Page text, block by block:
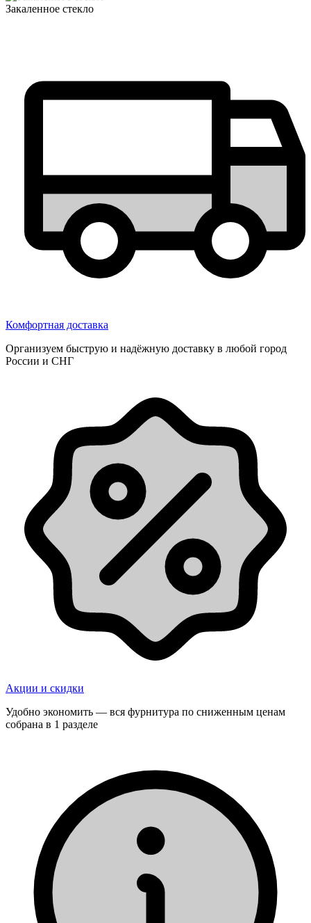
Закаленное стекло
Комфортная доставка
Организуем быструю и надёжную доставку в любой город
России и СНГ
Акции и скидки
Удобно экономить — вся фурнитура по сниженным ценам
собрана в 1 разделе